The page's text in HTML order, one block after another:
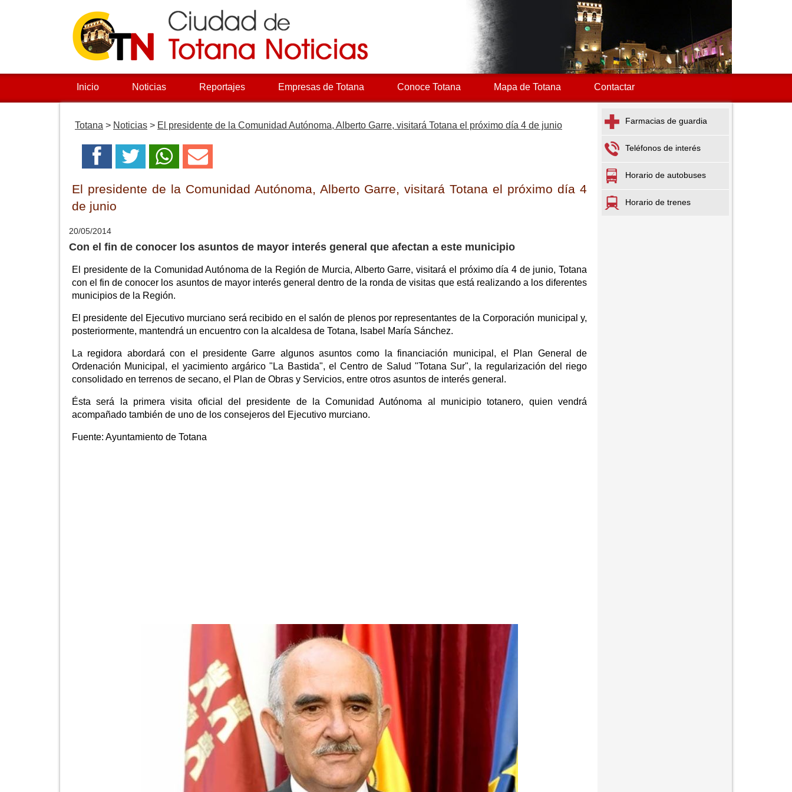
Inicio Noticias Reportajes Empresas de Totana Conoce Totana Mapa de Totana Contactar
Totana > Noticias > El presidente de la Comunidad Autónoma, Alberto Garre, visitará Totana el próximo día 4 de junio
El presidente de la Comunidad Autónoma, Alberto Garre, visitará Totana el próximo día 4
de junio
20/05/2014
Con el fin de conocer los asuntos de mayor interés general que afectan a este municipio
El presidente de la Comunidad Autónoma de la Región de Murcia, Alberto Garre, visitará el próximo día 4 de junio, Totana
con el fin de conocer los asuntos de mayor interés general dentro de la ronda de visitas que está realizando a los diferentes
municipios de la Región.
El presidente del Ejecutivo murciano será recibido en el salón de plenos por representantes de la Corporación municipal y,
posteriormente, mantendrá un encuentro con la alcaldesa de Totana, Isabel María Sánchez.
La regidora abordará con el presidente Garre algunos asuntos como la financiación municipal, el Plan General de
Ordenación Municipal, el yacimiento argárico "La Bastida", el Centro de Salud "Totana Sur", la regularización del riego
consolidado en terrenos de secano, el Plan de Obras y Servicios, entre otros asuntos de interés general.
Ésta será la primera visita oficial del presidente de la Comunidad Autónoma al municipio totanero, quien vendrá
acompañado también de uno de los consejeros del Ejecutivo murciano.
Fuente: Ayuntamiento de Totana
Farmacias de guardia
Teléfonos de interés
Horario de autobuses
Horario de trenes